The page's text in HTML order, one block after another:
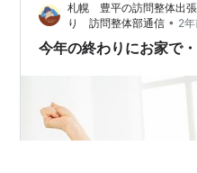
匂い、音、なども非常に重
なかったら、そこに居る
札幌 豊平の訪問整体出
り 訪問整体部通信 • 2
今年の終わりにお家で・